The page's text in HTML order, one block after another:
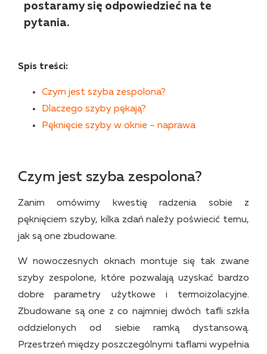
postaramy się odpowiedzieć na te
pytania.
Spis treści:
Czym jest szyba zespolona?
Dlaczego szyby pękają?
Pęknięcie szyby w oknie – naprawa
Czym jest szyba zespolona?
Zanim omówimy kwestię radzenia sobie z
pęknięciem szyby, kilka zdań należy poświecić temu,
jak są one zbudowane.
W nowoczesnych oknach montuje się tak zwane
szyby zespolone, które pozwalają uzyskać bardzo
dobre parametry użytkowe i termoizolacyjne.
Zbudowane są one z co najmniej dwóch tafli szkła
oddzielonych od siebie ramką dystansową.
Przestrzeń między poszczególnymi taflami wypełnia